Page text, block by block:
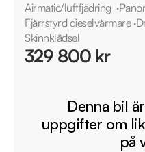
Airmatic/luftfjädring ·
Fjärrstyrd dieselvärmare·
Skinnklädsel
329 800 kr
Denna bil
uppgifter om
på